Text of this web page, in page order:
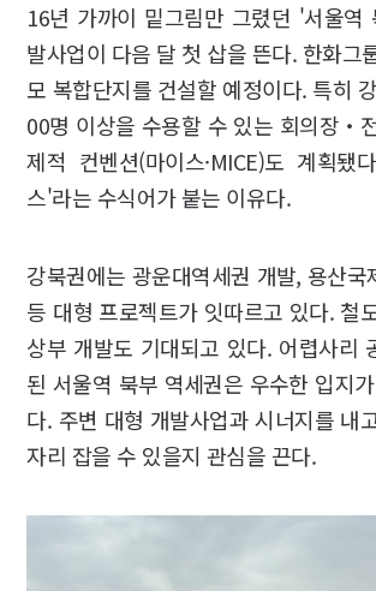
16년 가까이 밑그림만 그렸던 '서울역
발사업이 다음 달 첫 삽을 뜬다. 한화그
모 복합단지를 건설할 예정이다. 특히
00명 이상을 수용할 수 있는 회의장‧
제적 컨벤션(마이스·MICE)도 계획됐
스'라는 수식어가 붙는 이유다.
강북권에는 광운대역세권 개발, 용산국
등 대형 프로젝트가 잇따르고 있다. 철
상부 개발도 기대되고 있다. 어렵사리
된 서울역 북부 역세권은 우수한 입지
다. 주변 대형 개발사업과 시너지를 내
자리 잡을 수 있을지 관심을 끈다.